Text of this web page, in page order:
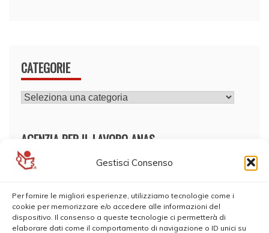
Gestisci Consenso
Per fornire le migliori esperienze, utilizziamo tecnologie come i
cookie per memorizzare e/o accedere alle informazioni del
dispositivo. Il consenso a queste tecnologie ci permetterà di
elaborare dati come il comportamento di navigazione o ID unici su
CATEGORIE
CATEGORIE
AGENZIA PER IL LAVORO ANAS